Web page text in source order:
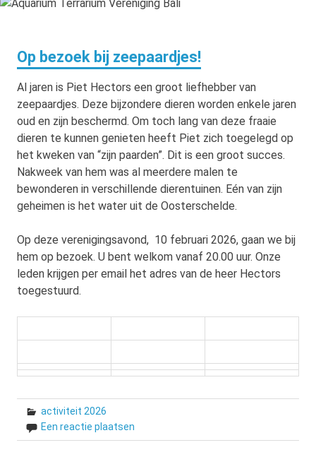
Op bezoek bij zeepaardjes!
Al jaren is Piet Hectors een groot liefhebber van
zeepaardjes. Deze bijzondere dieren worden enkele jaren
oud en zijn beschermd. Om toch lang van deze fraaie
dieren te kunnen genieten heeft Piet zich toegelegd op
het kweken van “zijn paarden”. Dit is een groot succes.
Nakweek van hem was al meerdere malen te
bewonderen in verschillende dierentuinen. Eén van zijn
geheimen is het water uit de Oosterschelde.
Op deze verenigingsavond, 10 februari 2026, gaan we bij
hem op bezoek. U bent welkom vanaf 20.00 uur. Onze
leden krijgen per email het adres van de heer Hectors
toegestuurd.
activiteit 2026
Een reactie plaatsen